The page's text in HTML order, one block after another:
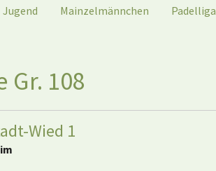
Jugend Mainzelmännchen Padelliga
Gr. 108
Wied 1